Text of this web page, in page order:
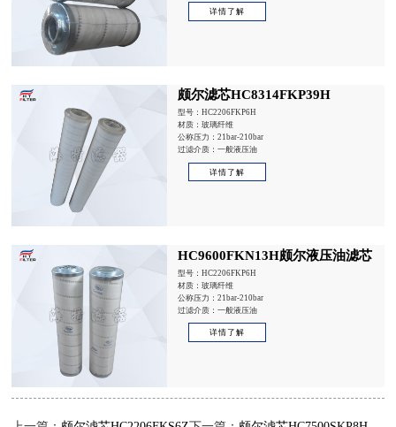
详情了解
颇尔滤芯HC8314FKP39H
型号：HC2206FKP6H
材质：玻璃纤维
公称压力：21bar-210bar
过滤介质：一般液压油
详情了解
HC9600FKN13H颇尔液压油滤芯
型号：HC2206FKP6H
材质：玻璃纤维
公称压力：21bar-210bar
过滤介质：一般液压油
详情了解